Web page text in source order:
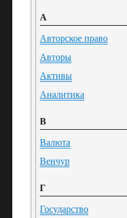
А
Авторское право
Авторы
Активы
Аналитика
В
Валюта
Венчур
Г
Государство